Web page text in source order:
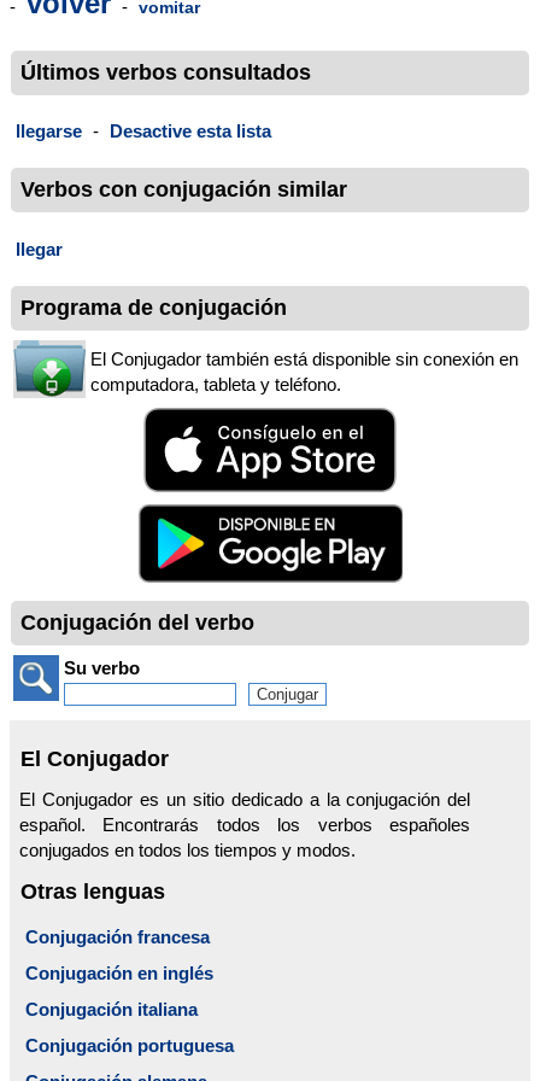
- - vomitar
Últimos verbos consultados
llegarse - Desactive esta lista
Verbos con conjugación similar
llegar
Programa de conjugación
El Conjugador también está disponible sin conexión en
computadora, tableta y teléfono.
Conjugación del verbo
Su verbo
El Conjugador
El Conjugador es un sitio dedicado a la conjugación del
español. Encontrarás todos los verbos españoles
conjugados en todos los tiempos y modos.
Otras lenguas
Conjugación francesa
Conjugación en inglés
Conjugación italiana
Conjugación portuguesa